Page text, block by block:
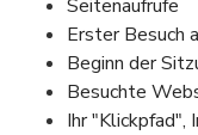
Seitenaufrufe
Erster Besuch
Beginn der
Besuchte
Ihr